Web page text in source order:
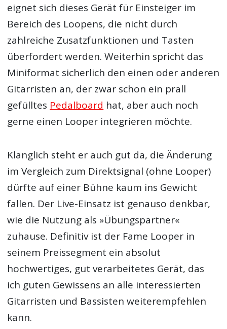
eignet sich dieses Gerät für Einsteiger im
Bereich des Loopens, die nicht durch
zahlreiche Zusatzfunktionen und Tasten
überfordert werden. Weiterhin spricht das
Miniformat sicherlich den einen oder anderen
Gitarristen an, der zwar schon ein prall
gefülltes Pedalboard hat, aber auch noch
gerne einen Looper integrieren möchte.
Klanglich steht er auch gut da, die Änderung
im Vergleich zum Direktsignal (ohne Looper)
dürfte auf einer Bühne kaum ins Gewicht
fallen. Der Live-Einsatz ist genauso denkbar,
wie die Nutzung als »Übungspartner«
zuhause. Definitiv ist der Fame Looper in
seinem Preissegment ein absolut
hochwertiges, gut verarbeitetes Gerät, das
ich guten Gewissens an alle interessierten
Gitarristen und Bassisten weiterempfehlen
kann.